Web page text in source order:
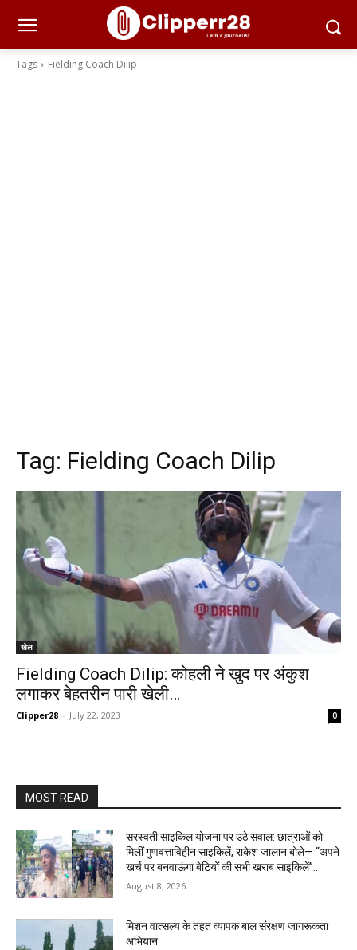
Tags Fielding Coach Dilip
Tag: Fielding Coach Dilip
खेल
Fielding Coach Dilip: कोहली ने खुद पर अंकुश
लगाकर बेहतरीन पारी खेली…
Clipper28 - July 22, 2023 0
MOST READ
सरस्वती साइकिल योजना पर उठे सवाल: छात्राओं को
मिलीं गुणवत्ताविहीन साइकिलें, राकेश जालान बोले— “अपने
खर्च पर बनवाऊंगा बेटियों की सभी खराब साइकिलें”..
August 8, 2026
मिशन वात्सल्य के तहत व्यापक बाल संरक्षण जागरूकता
अभियान